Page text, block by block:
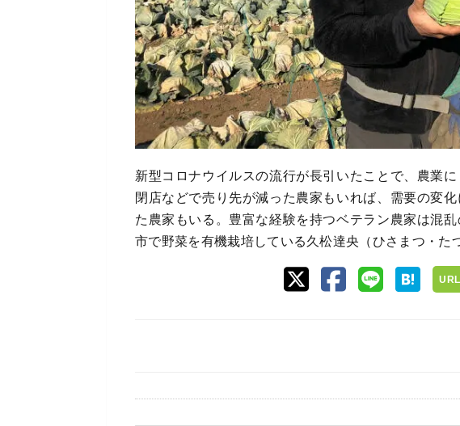
新型コロナウイルスの流行が長引いたことで、農業
閉店などで売り先が減った農家もいれば、需要の変
た農家もいる。豊富な経験を持つベテラン農家は混
市で野菜を有機栽培している久松達央（ひさまつ・た